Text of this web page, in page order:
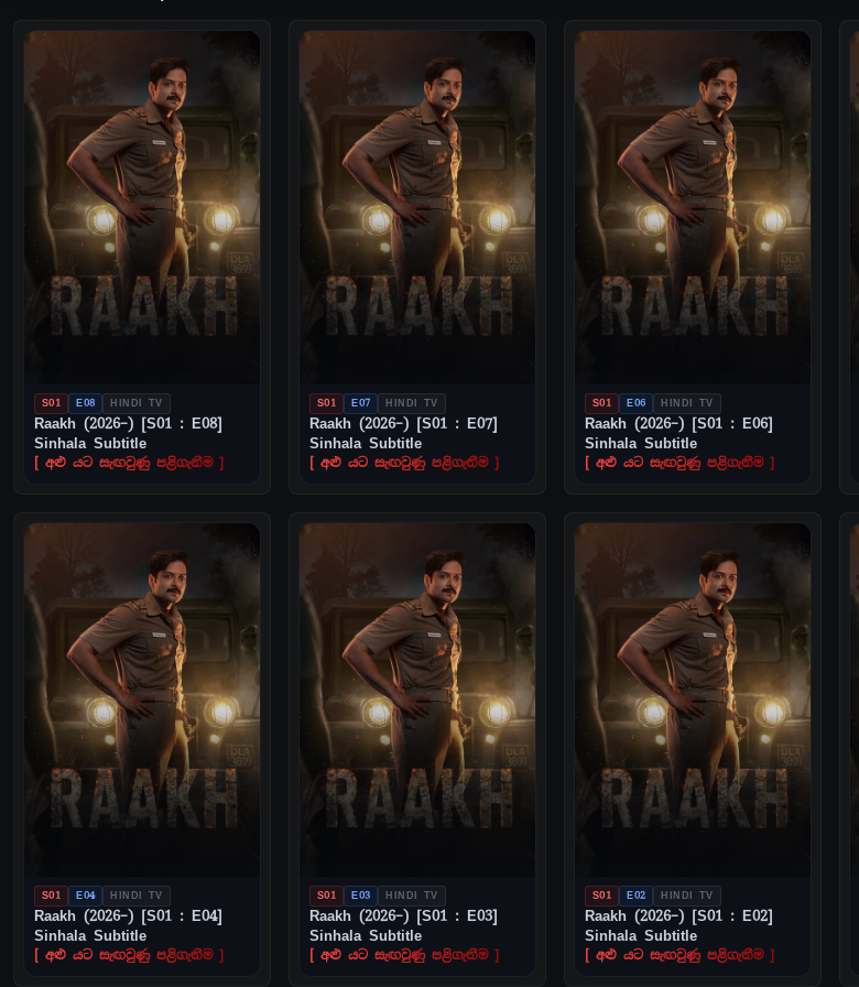
S01 E08 HINDI TV
Raakh (2026–) [S01 : E08]
Sinhala Subtitle
[ අළු යට සැඟවුණු පළිගැනීම ]
S01 E07 HINDI TV
Raakh (2026–) [S01 : E07]
Sinhala Subtitle
[ අළු යට සැඟවුණු පළිගැනීම ]
S01 E06 HINDI TV
Raakh (2026–) [S01 : E06]
Sinhala Subtitle
[ අළු යට සැඟවුණු පළිගැනීම ]
S01 E04 HINDI TV
Raakh (2026–) [S01 : E04]
Sinhala Subtitle
[ අළු යට සැඟවුණු පළිගැනීම ]
S01 E03 HINDI TV
Raakh (2026–) [S01 : E03]
Sinhala Subtitle
[ අළු යට සැඟවුණු පළිගැනීම ]
S01 E02 HINDI TV
Raakh (2026–) [S01 : E02]
Sinhala Subtitle
[ අළු යට සැඟවුණු පළිගැනීම ]